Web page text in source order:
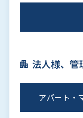
法人様、管
アパート・